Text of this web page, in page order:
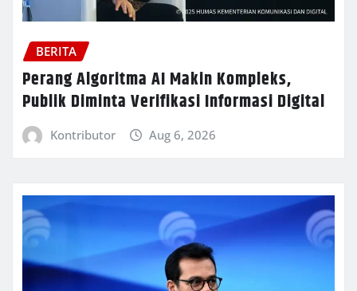
BERITA
Perang Algoritma AI Makin Kompleks,
Publik Diminta Verifikasi Informasi Digital
Kontributor Aug 6, 2026